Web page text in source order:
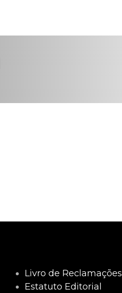
Livro de Reclamações
Estatuto Editorial